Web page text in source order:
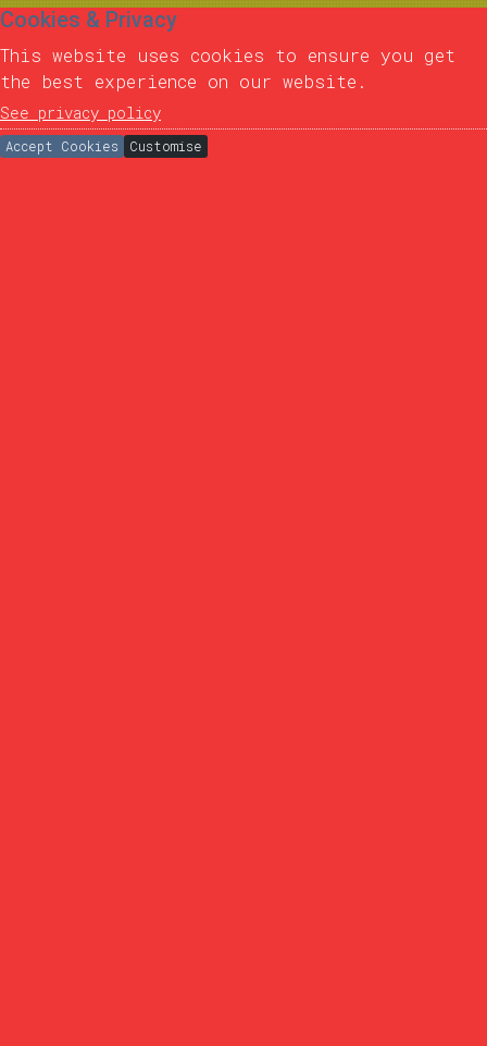
Cookies & Privacy
This website uses cookies to ensure you get
the best experience on our website.
See privacy policy
Accept Cookies Customise